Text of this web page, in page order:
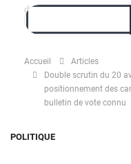
Mandouri : L'ONG SOS
des comptes du projet
Accueil
Articles
Double scrutin du 20
positionnement des
bulletin de vote connu
POLITIQUE